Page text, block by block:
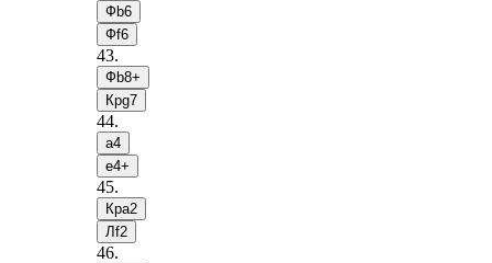
Фb6
Фf6
43.
Фb8+
Крg7
44.
a4
e4+
45.
Крa2
Лf2
46.